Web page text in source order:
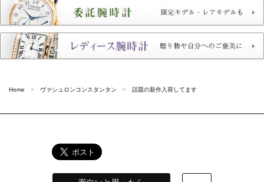
Home ヴァシュロンコンスタンタン 話題の新作入荷してます